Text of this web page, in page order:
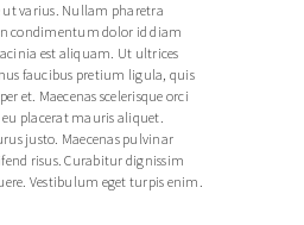
varius. Nullam pharetra
condimentum dolor id diam
est aliquam. Ut ultrices
faucibus pretium ligula, quis
et. Maecenas scelerisque orci
placerat mauris aliquet.
justo. Maecenas pulvinar
risus. Curabitur dignissim
Vestibulum eget turpis enim.